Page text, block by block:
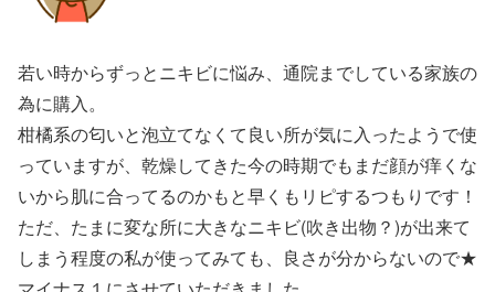
若い時からずっとニキビに悩み、通院までしている家族の
為に購入。
柑橘系の匂いと泡立てなくて良い所が気に入ったようで使
っていますが、乾燥してきた今の時期でもまだ顔が痒くな
いから肌に合ってるのかもと早くもリピするつもりです！
ただ、たまに変な所に大きなニキビ(吹き出物？)が出来て
しまう程度の私が使ってみても、良さが分からないので★